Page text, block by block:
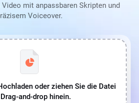
mit anpassbaren Skripten und
Voiceover.
oder ziehen Sie die Datei
and-drop hinein.